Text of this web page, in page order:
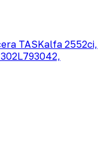
TASKalfa 2552ci,